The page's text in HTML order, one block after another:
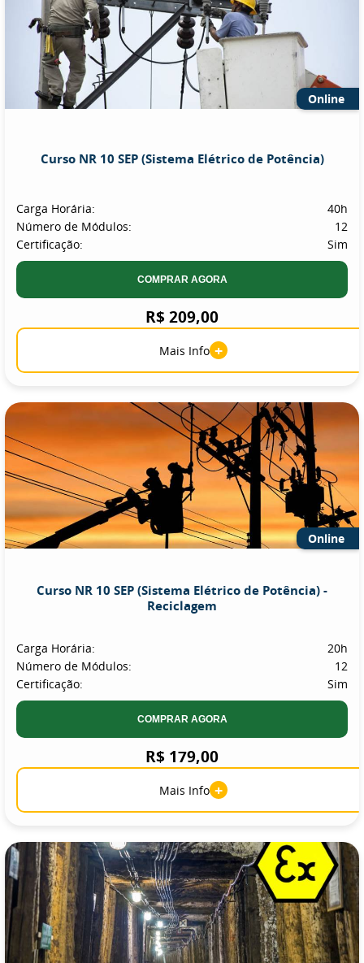
Online
Curso NR 10 SEP (Sistema Elétrico de Potência)
Carga Horária:
40h
Número de Módulos:
12
Certificação:
Sim
COMPRAR AGORA
R$ 209,00
Mais Info +
Online
Curso NR 10 SEP (Sistema Elétrico de Potência) -
Reciclagem
Carga Horária:
20h
Número de Módulos:
12
Certificação:
Sim
COMPRAR AGORA
R$ 179,00
Mais Info +